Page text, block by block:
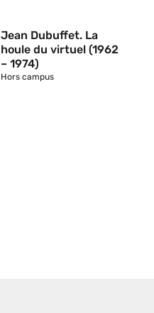
Jean Dubuffet. La
houle du virtuel (1962
– 1974)
Hors campus